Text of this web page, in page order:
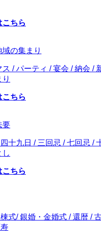
こちら
の集まり
ス / パーティ / 宴会 / 納会 /
こちら
要
十九日 / 三回忌 / 七回忌 /
し
こちら
式/ 銀婚・金婚式 / 還暦 /